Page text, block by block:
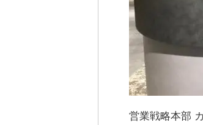
営業戦略本部